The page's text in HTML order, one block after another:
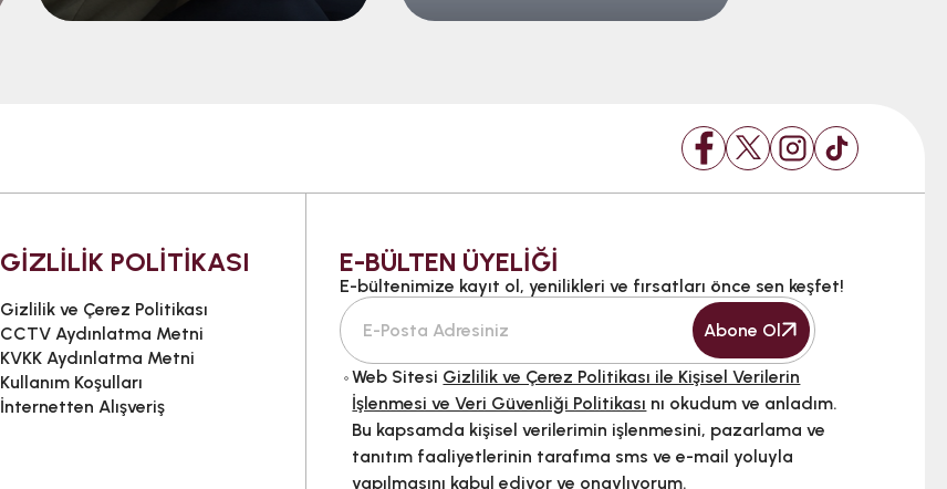
GİZLİLİK POLİTİKASI
Gizlilik ve Çerez Politikası
CCTV Aydınlatma Metni
KVKK Aydınlatma Metni
Kullanım Koşulları
İnternetten Alışveriş
E-BÜLTEN ÜYELİĞİ
E-bültenimize kayıt ol, yenilikleri ve fırsatları önce sen keşfet!
Abone Ol
Web Sitesi Gizlilik ve Çerez Politikası ile Kişisel Verilerin
İşlenmesi ve Veri Güvenliği Politikası nı okudum ve anladım.
Bu kapsamda kişisel verilerimin işlenmesini, pazarlama ve
tanıtım faaliyetlerinin tarafıma sms ve e-mail yoluyla
yapılmasını kabul ediyor ve onaylıyorum.